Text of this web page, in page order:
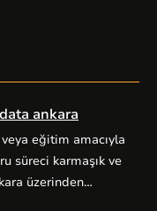
ankara
eğitim amacıyla
süreci karmaşık ve
üzerinden